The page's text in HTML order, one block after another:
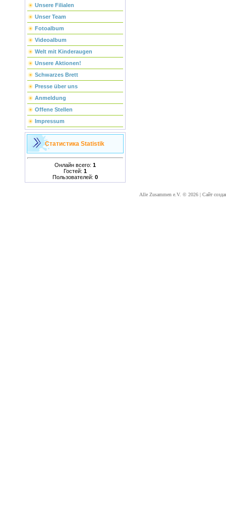
Unsere Filialen
Unser Team
Fotoalbum
Videoalbum
Welt mit Kinderaugen
Unsere Aktionen!
Schwarzes Brett
Presse über uns
Anmeldung
Offene Stellen
Impressum
Статистика Statistik
Онлайн всего: 1
Гостей: 1
Пользователей: 0
Alle Zusammen e.V. © 2026 | Сайт